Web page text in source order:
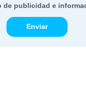
de publicidad e
Enviar